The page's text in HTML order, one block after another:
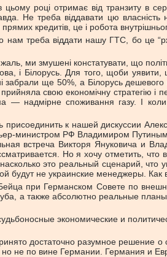
цьому році отримає від транзиту
Не треба віддавати цю
кредитів, це і робота
нам треба віддати нашу ГТС, бо це
ми змушені констатувати, що
і Білорусь. Для того, щоби
забрали ще 50%, а Білорусь
свою економічну стратегію
— надмірне споживання газу. І
присоединить к нашей дискуссии
министром РФ Владимиром
встреча Викторя Януковича и
Но я хочу отметить,
это реальный сценарий,
будут не украинские менеджеры. Как
при Германском Совете по
а также абсолютно реальные планы
экономические и
достаточно разумное решение о
не по вине Германии. Германия и